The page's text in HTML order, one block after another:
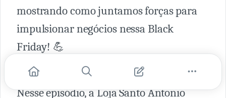
mostrando como juntamos forças para
impulsionar negócios nessa Black
Friday! 💪
Nesse episódio, a Loja Santo Antonio